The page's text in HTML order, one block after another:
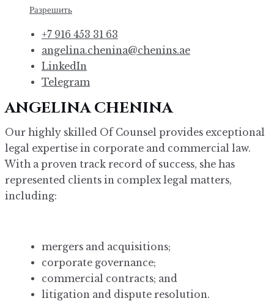
Разрешить
+7 916 453 31 63
angelina.chenina@chenins.ae
LinkedIn
Telegram
ANGELINA CHENINA
Our highly skilled Of Counsel provides exceptional
legal expertise in corporate and commercial law.
With a proven track record of success, she has
represented clients in complex legal matters,
including:
mergers and acquisitions;
corporate governance;
commercial contracts; and
litigation and dispute resolution.